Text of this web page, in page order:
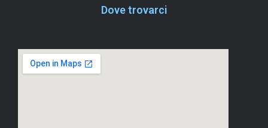
Dove trovarci